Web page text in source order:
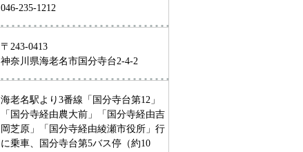
046-235-1212
〒243-0413
神奈川県海老名市国分寺台2-4-2
海老名駅より3番線「国分寺台第12」
「国分寺経由農大前」「国分寺経由吉
岡芝原」「国分寺経由綾瀬市役所」行
に乗車、国分寺台第5バス停（約10